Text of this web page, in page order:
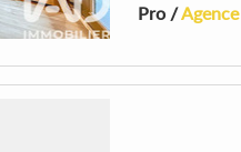
Pro /Agence